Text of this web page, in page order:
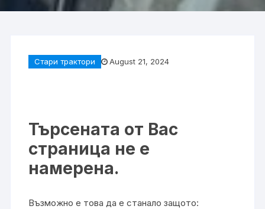
Стари трактори August 21, 2024
Търсената от Вас
страница не е
намерена.
Възможно е това да е станало защото: